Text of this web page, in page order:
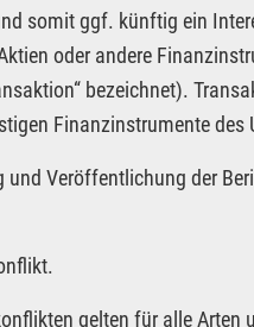
somit ggf. künftig ein
oder andere
bezeichnet).
Finanzinstrumente des
Veröffentlichung der
gelten für alle